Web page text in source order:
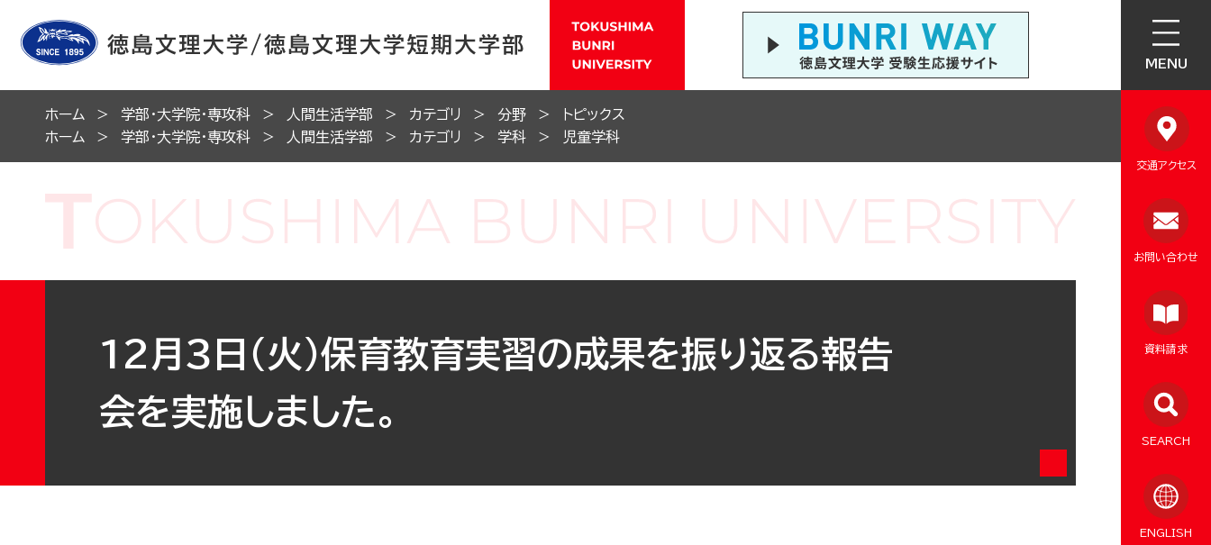
MENU
交通アクセス
お問い合わせ
資料請求
SEARCH
ENGLISH
ホーム 学部・大学院・専攻科 人間生活学部 カテゴリ 分野
トピックス
ホーム
学部・大学院・専攻科 人間生活学部 カテゴリ 学科 児童学科
12月3日（火）保育教育実習の成果を振り返る報告
会を実施しました。